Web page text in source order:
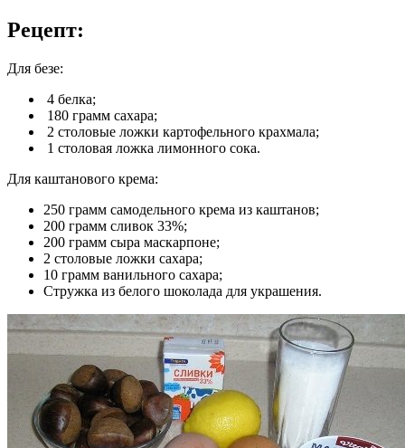
Рецепт:
Для безе:
4 белка;
180 грамм сахара;
2 столовые ложки картофельного крахмала;
1 столовая ложка лимонного сока.
Для каштанового крема:
250 грамм самодельного крема из каштанов;
200 грамм сливок 33%;
200 грамм сыра маскарпоне;
2 столовые ложки сахара;
10 грамм ванильного сахара;
Стружка из белого шоколада для украшения.